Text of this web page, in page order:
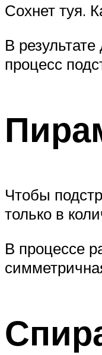
Сохнет туя.
В
процесс
Чтобы
только в
В процессе